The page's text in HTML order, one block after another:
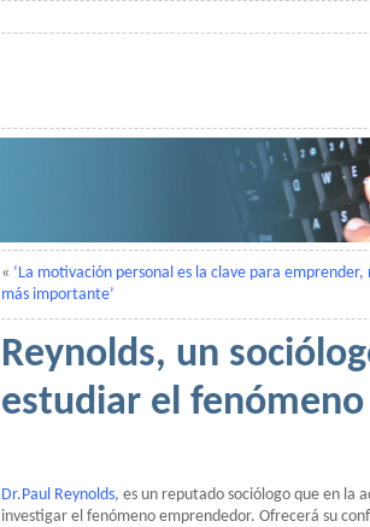
« ‘La motivación personal es la clave para emprender,
más importante’
Reynolds, un
estudiar el
Dr.Paul Reynolds, es un reputado sociólogo que en la
investigar el fenómeno emprendedor. Ofrecerá su